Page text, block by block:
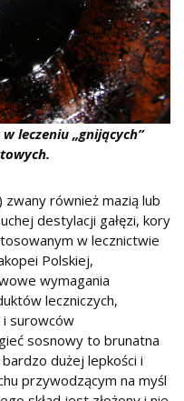
leczeniu „gnijących”
zwany również mazią lub
destylacji gałęzi, kory
w lecznictwie
Polskiej,
wymagania
leczniczych,
i surowców
sosnowy to brunatna
dużej lepkości i
przywodzącym na myśl